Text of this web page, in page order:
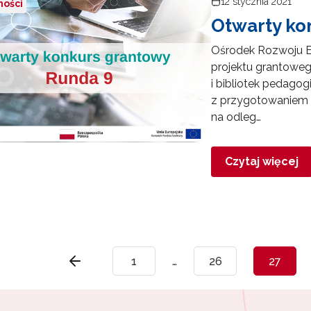
Otwarty
Ośrodek Rozwoju
projektu
i bibliotek
z przygotowaniem
na odleg…
Czytaj więcej
1 … 26 27